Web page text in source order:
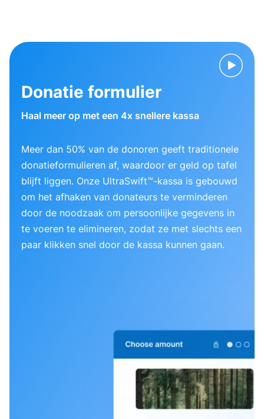
Donatie formulier
Haal meer op met een 4x snellere kassa
Meer dan 50% van de donoren geeft traditionele
donatieformulieren af, waardoor er geld op tafel
blijft liggen. Onze UltraSwift™-kassa is gebouwd
om het afhaken van donateurs te verminderen
door de noodzaak om persoonlijke gegevens in
te voeren te elimineren, zodat ze met slechts een
paar klikken snel door de kassa kunnen gaan.